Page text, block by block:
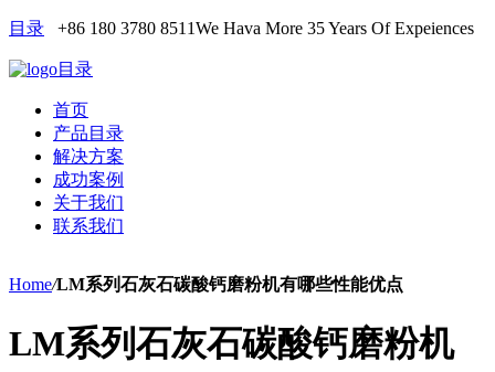
目录 +86 180 3780 8511We Hava More 35 Years Of Expeiences
目录
首页
产品目录
解决方案
成功案例
关于我们
联系我们
Home/LM系列石灰石碳酸钙磨粉机有哪些性能优点
LM系列石灰石碳酸钙磨粉机